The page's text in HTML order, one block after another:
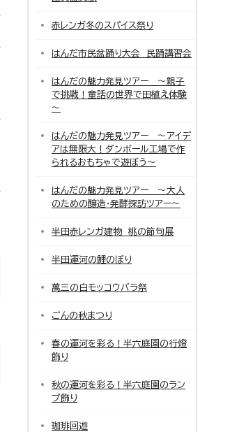
赤レンガ冬のスパイス祭り
はんだ市民盆踊り大会 民踊講習会
はんだの魅力発見ツアー ～親子
で挑戦！童話の世界で田植え体験
～
はんだの魅力発見ツアー ～アイデ
アは無限大！ダンボール工場で作
られるおもちゃで遊ぼう～
はんだの魅力発見ツアー ～大人
のための醸造・発酵探訪ツアー～
半田赤レンガ建物 桃の節句展
半田運河の鯉のぼり
萬三の白モッコウバラ祭
ごんの秋まつり
春の運河を彩る！半六庭園の行燈
飾り
秋の運河を彩る！半六庭園のラン
プ飾り
珈琲回遊